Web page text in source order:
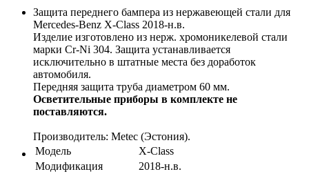
Защита переднего бампера из нержавеющей стали для
Mercedes-Benz X-Class 2018-н.в.
Изделие изготовлено из нерж. хромоникелевой стали
марки Cr-Ni 304. Защита устанавливается
исключительно в штатные места без доработок
автомобиля.
Передняя защита труба диаметром 60 мм.
Осветительные приборы в комплекте не
поставляются.
Производитель: Metec (Эстония).
Модель
X-Class
Модификация
2018-н.в.